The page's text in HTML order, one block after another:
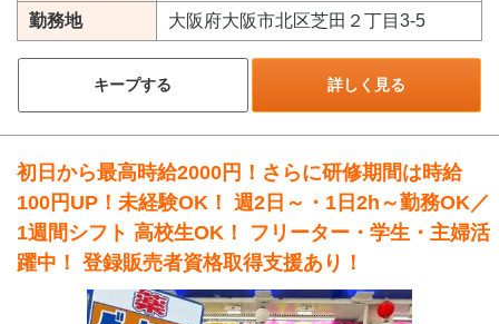
勤務地 大阪府大阪市北区芝田２丁目3-5
キープする 詳しく見る
初日から最高時給2000円！さらに研修期間は時給
100円UP！未経験OK！ 週2日～・1日2h～勤務OK／
1週間シフト 高校生OK！ フリーター・学生・主婦活
躍中！ 登録販売者資格取得支援あり！